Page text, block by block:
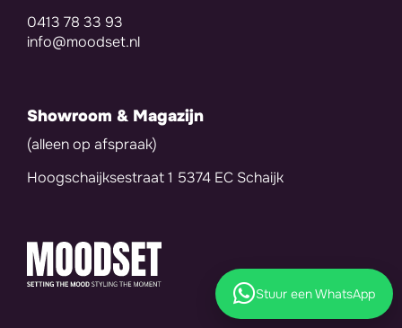
0413 78 33 93
info@moodset.nl
Showroom & Magazijn
(alleen op afspraak)
Hoogschaijksestraat 1 5374 EC Schaijk
Stuur een WhatsApp